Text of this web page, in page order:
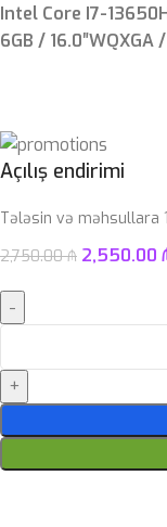
Intel Core I7-
6GB / 16.0″WQXGA
Açılış endirimi
Tələsin və məhsullara
2,750.00₼ 2,550.00